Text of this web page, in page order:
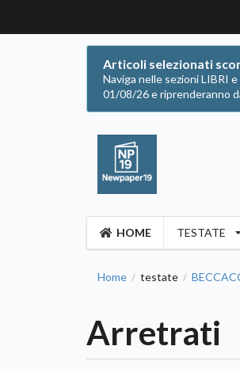
Articoli selezionati
Naviga nelle sezioni LIBRI
01/08/26 e riprenderanno
HOME TESTATE
Home / testate /
Arretrati